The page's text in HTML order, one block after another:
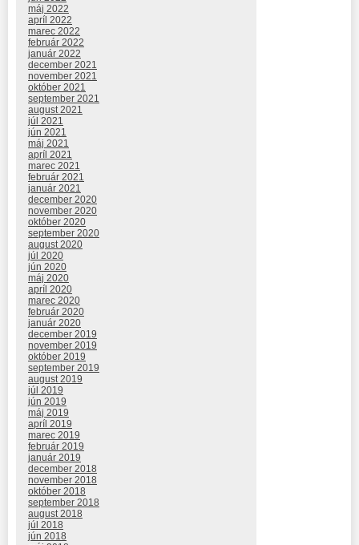
máj 2022
apríl 2022
marec 2022
február 2022
január 2022
december 2021
november 2021
október 2021
september 2021
august 2021
júl 2021
jún 2021
máj 2021
apríl 2021
marec 2021
február 2021
január 2021
december 2020
november 2020
október 2020
september 2020
august 2020
júl 2020
jún 2020
máj 2020
apríl 2020
marec 2020
február 2020
január 2020
december 2019
november 2019
október 2019
september 2019
august 2019
júl 2019
jún 2019
máj 2019
apríl 2019
marec 2019
február 2019
január 2019
december 2018
november 2018
október 2018
september 2018
august 2018
júl 2018
jún 2018